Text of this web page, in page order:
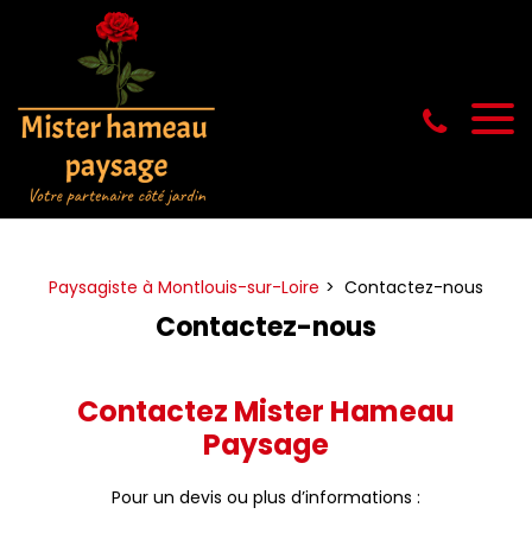
Paysagiste à Montlouis-sur-Loire Contactez-nous
Contactez-nous
Contactez Mister Hameau
Paysage
Pour un devis ou plus d’informations :
Panneau de gestion des cookies